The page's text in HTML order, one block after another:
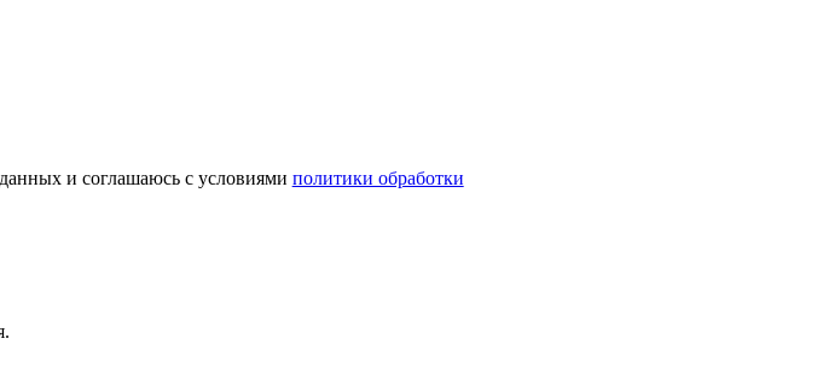
и соглашаюсь с условиями политики обработки